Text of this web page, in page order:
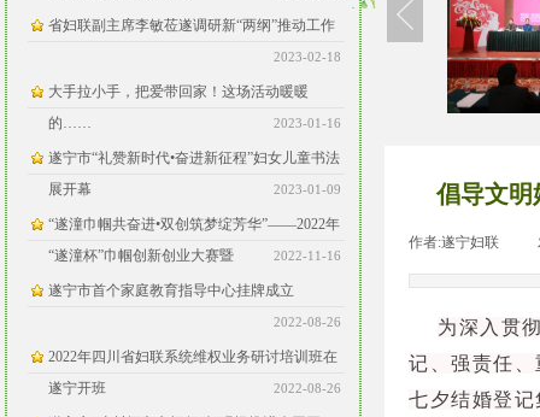
省妇联副主席李敏莅遂调研新“两纲”推动工作
2023-02-18
大手拉小手，把爱带回家！这场活动暖暖
的……
2023-01-16
遂宁市“礼赞新时代•奋进新征程”妇女儿童书法
展开幕
2023-01-09
“遂潼巾帼共奋进•双创筑梦绽芳华”——2022年
“遂潼杯”巾帼创新创业大赛暨
2022-11-16
遂宁市首个家庭教育指导中心挂牌成立
2022-08-26
2022年四川省妇联系统维权业务研讨培训班在
遂宁开班
2022-08-26
倡导文明
作者:遂宁妇联
为深入贯
记、强责任
七夕结婚登